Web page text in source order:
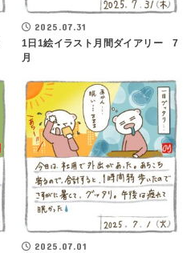
2025.07.31
1日1絵イラスト月間ダイアリー 7
月
2025.07.01